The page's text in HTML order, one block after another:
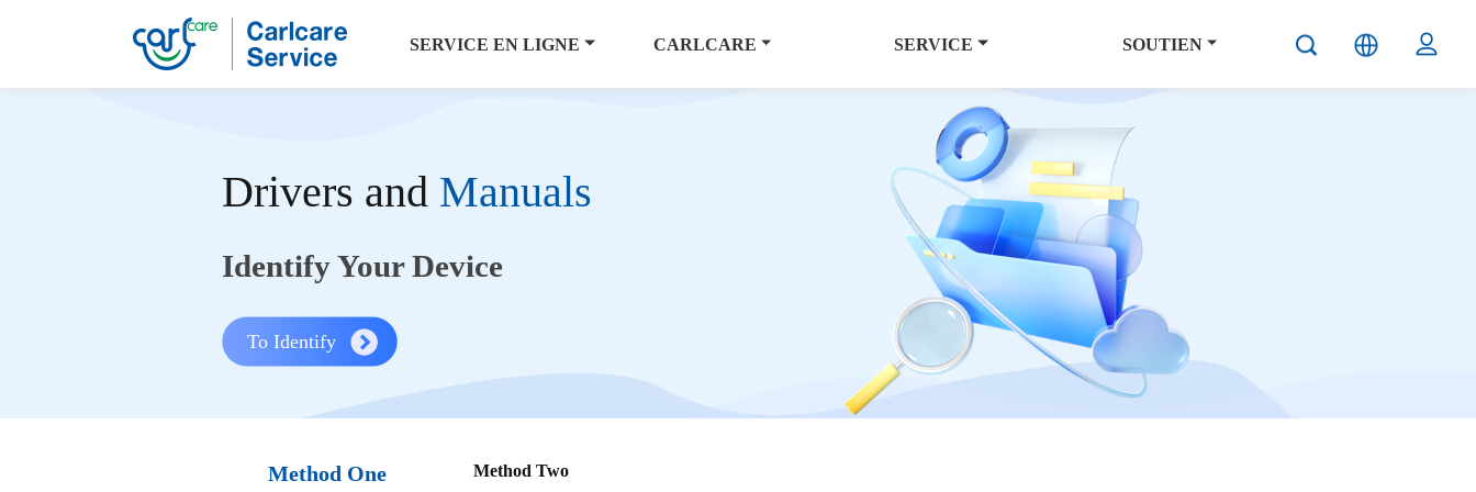
SERVICE EN LIGNE CARLCARE SERVICE SOUTIEN
Drivers and Manuals
Identify Your Device
To Identify
Method One Method Two